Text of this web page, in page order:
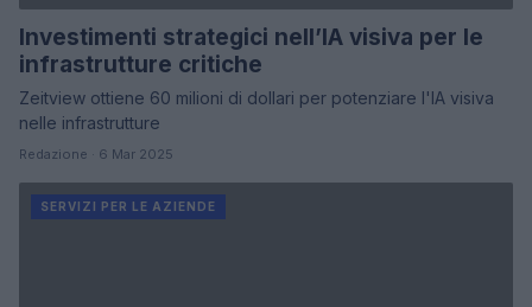
Investimenti strategici nell’IA visiva per le
infrastrutture critiche
Zeitview ottiene 60 milioni di dollari per potenziare l'IA visiva
nelle infrastrutture
Redazione · 6 Mar 2025
SERVIZI PER LE AZIENDE